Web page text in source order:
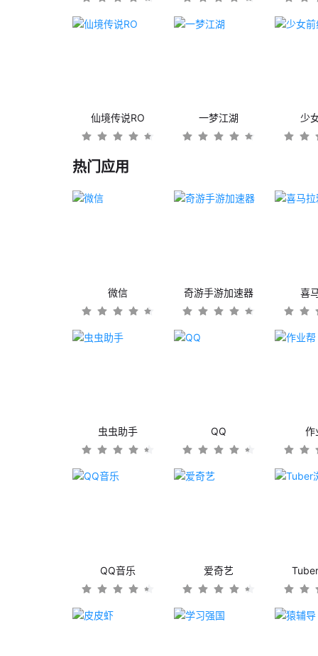
仙境传说RO 一梦江湖 少
热门应用
微信 奇游手游加速器 喜
虫虫助手 QQ 作
QQ音乐 爱奇艺